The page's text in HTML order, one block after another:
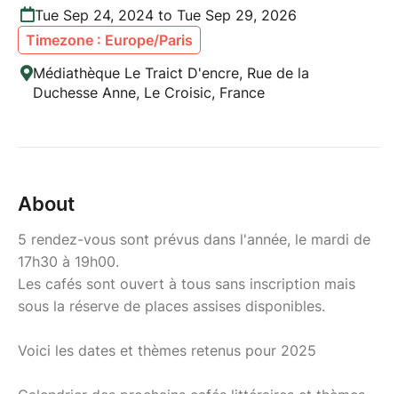
Tue Sep 24, 2024 to Tue Sep 29, 2026
Timezone : Europe/Paris
Médiathèque Le Traict D'encre, Rue de la
Duchesse Anne, Le Croisic, France
About
5 rendez-vous sont prévus dans l'année, le mardi de
17h30 à 19h00.
Les cafés sont ouvert à tous sans inscription mais
sous la réserve de places assises disponibles.
Voici les dates et thèmes retenus pour 2025